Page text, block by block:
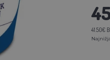
41.50€